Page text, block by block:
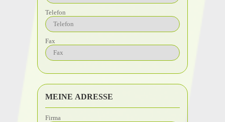
Telefon
Fax
MEINE ADRESSE
Firma